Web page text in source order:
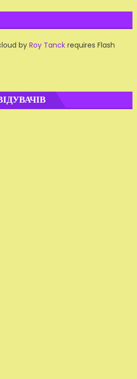
by Roy Tanckrequires Flash